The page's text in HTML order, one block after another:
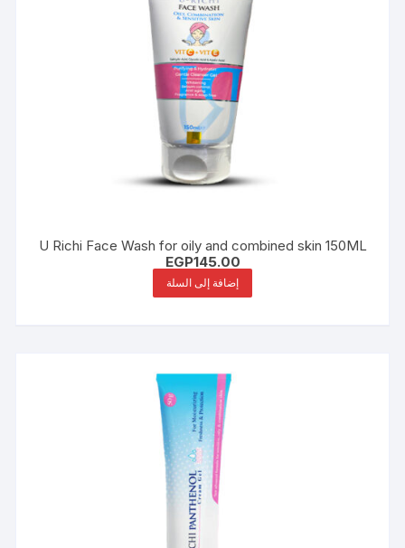
U Richi Face Wash for oily and combined skin 150ML
EGP145.00
إضافة إلى السلة